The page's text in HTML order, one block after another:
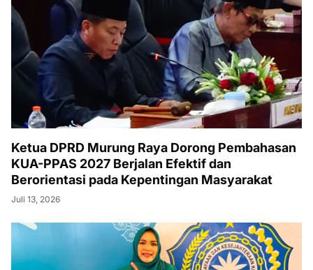
Ketua DPRD Murung Raya Dorong Pembahasan
KUA-PPAS 2027 Berjalan Efektif dan
Berorientasi pada Kepentingan Masyarakat
Juli 13, 2026